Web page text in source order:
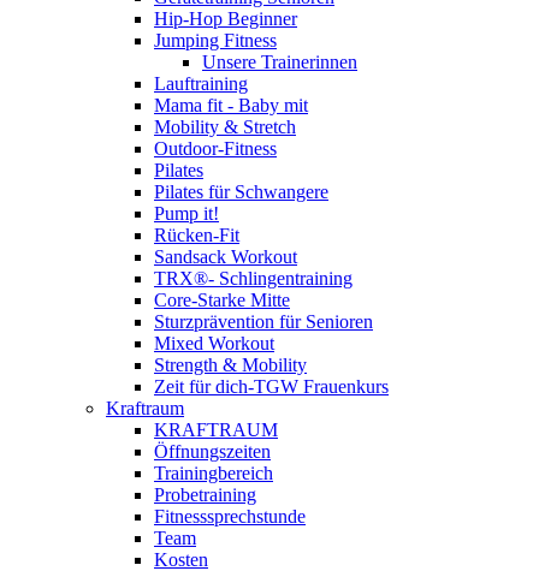
Hip-Hop Beginner
Jumping Fitness
Unsere Trainerinnen
Lauftraining
Mama fit - Baby mit
Mobility & Stretch
Outdoor-Fitness
Pilates
Pilates für Schwangere
Pump it!
Rücken-Fit
Sandsack Workout
TRX®- Schlingentraining
Core-Starke Mitte
Sturzprävention für Senioren
Mixed Workout
Strength & Mobility
Zeit für dich-TGW Frauenkurs
Kraftraum
KRAFTRAUM
Öffnungszeiten
Trainingbereich
Probetraining
Fitnesssprechstunde
Team
Kosten